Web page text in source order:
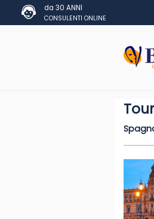
da 30 ANNI
CONSULENTI ONLINE